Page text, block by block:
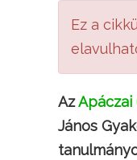
Ez a
AzApáczai
János